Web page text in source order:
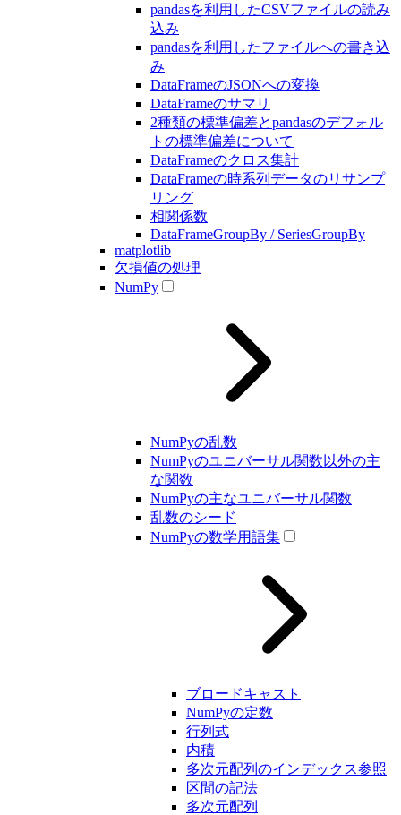
pandasを利用したCSVファイルの読み
込み
pandasを利用したファイルへの書き込
み
DataFrameのJSONへの変換
DataFrameのサマリ
2種類の標準偏差とpandasのデフォル
トの標準偏差について
DataFrameのクロス集計
DataFrameの時系列データのリサンプ
リング
相関係数
DataFrameGroupBy / SeriesGroupBy
matplotlib
欠損値の処理
NumPy
NumPyの乱数
NumPyのユニバーサル関数以外の主
な関数
NumPyの主なユニバーサル関数
乱数のシード
NumPyの数学用語集
ブロードキャスト
NumPyの定数
行列式
内積
多次元配列のインデックス参照
区間の記法
多次元配列